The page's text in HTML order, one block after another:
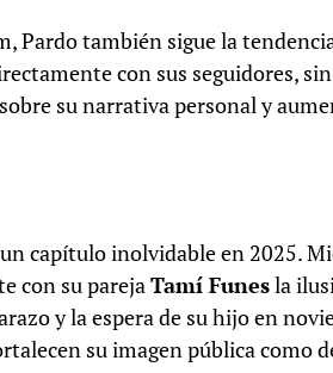
Pardo también sigue la
con sus seguidores,
su narrativa personal y
capítulo inolvidable en 2025.
con su parejaTamí Funesla
y la espera de su hijo en
su imagen pública como